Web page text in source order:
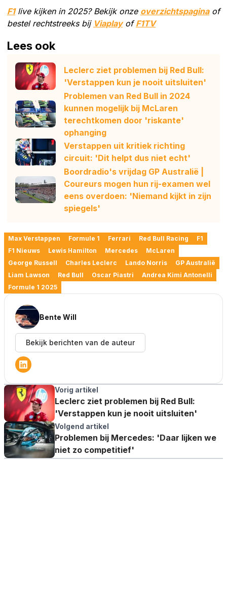
F1live kijken in 2025? Bekijk onze overzichtspaginaof
bestel rechtstreeks bij ViaplayofF1TV
Lees ook
Leclerc ziet problemen bij Red Bull:
'Verstappen kun je nooit uitsluiten'
Problemen van Red Bull in 2024
kunnen mogelijk bij McLaren
terechtkomen door 'riskante'
ophanging
Verstappen uit kritiek richting
circuit: 'Dit helpt dus niet echt'
Boordradio's vrijdag GP Australië |
Coureurs mogen hun rij-examen wel
eens overdoen: 'Niemand kijkt in zijn
spiegels'
Max Verstappen Formule 1 Ferrari Red Bull Racing
F1
F1 Nieuws
Lewis Hamilton Mercedes
McLaren
George Russell
Charles Leclerc Lando Norris
GP Australië
Liam Lawson
Red Bull Oscar Piastri
Andrea Kimi Antonelli
Formule 1 2025
Bente Will
Bekijk berichten van de auteur
Vorig artikel
Leclerc ziet problemen bij Red Bull:
'Verstappen kun je nooit uitsluiten'
Volgend artikel
Problemen bij Mercedes: 'Daar lijken we
niet zo competitief'